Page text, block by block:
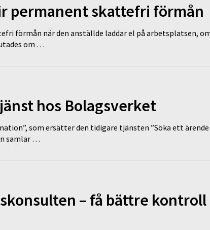
permanent skattefri förmån
förmån när den anställde laddar el på arbetsplatsen,
om …
hos Bolagsverket
som ersätter den tidigare tjänsten ”Söka ett ärende
samlar …
– få bättre kontroll